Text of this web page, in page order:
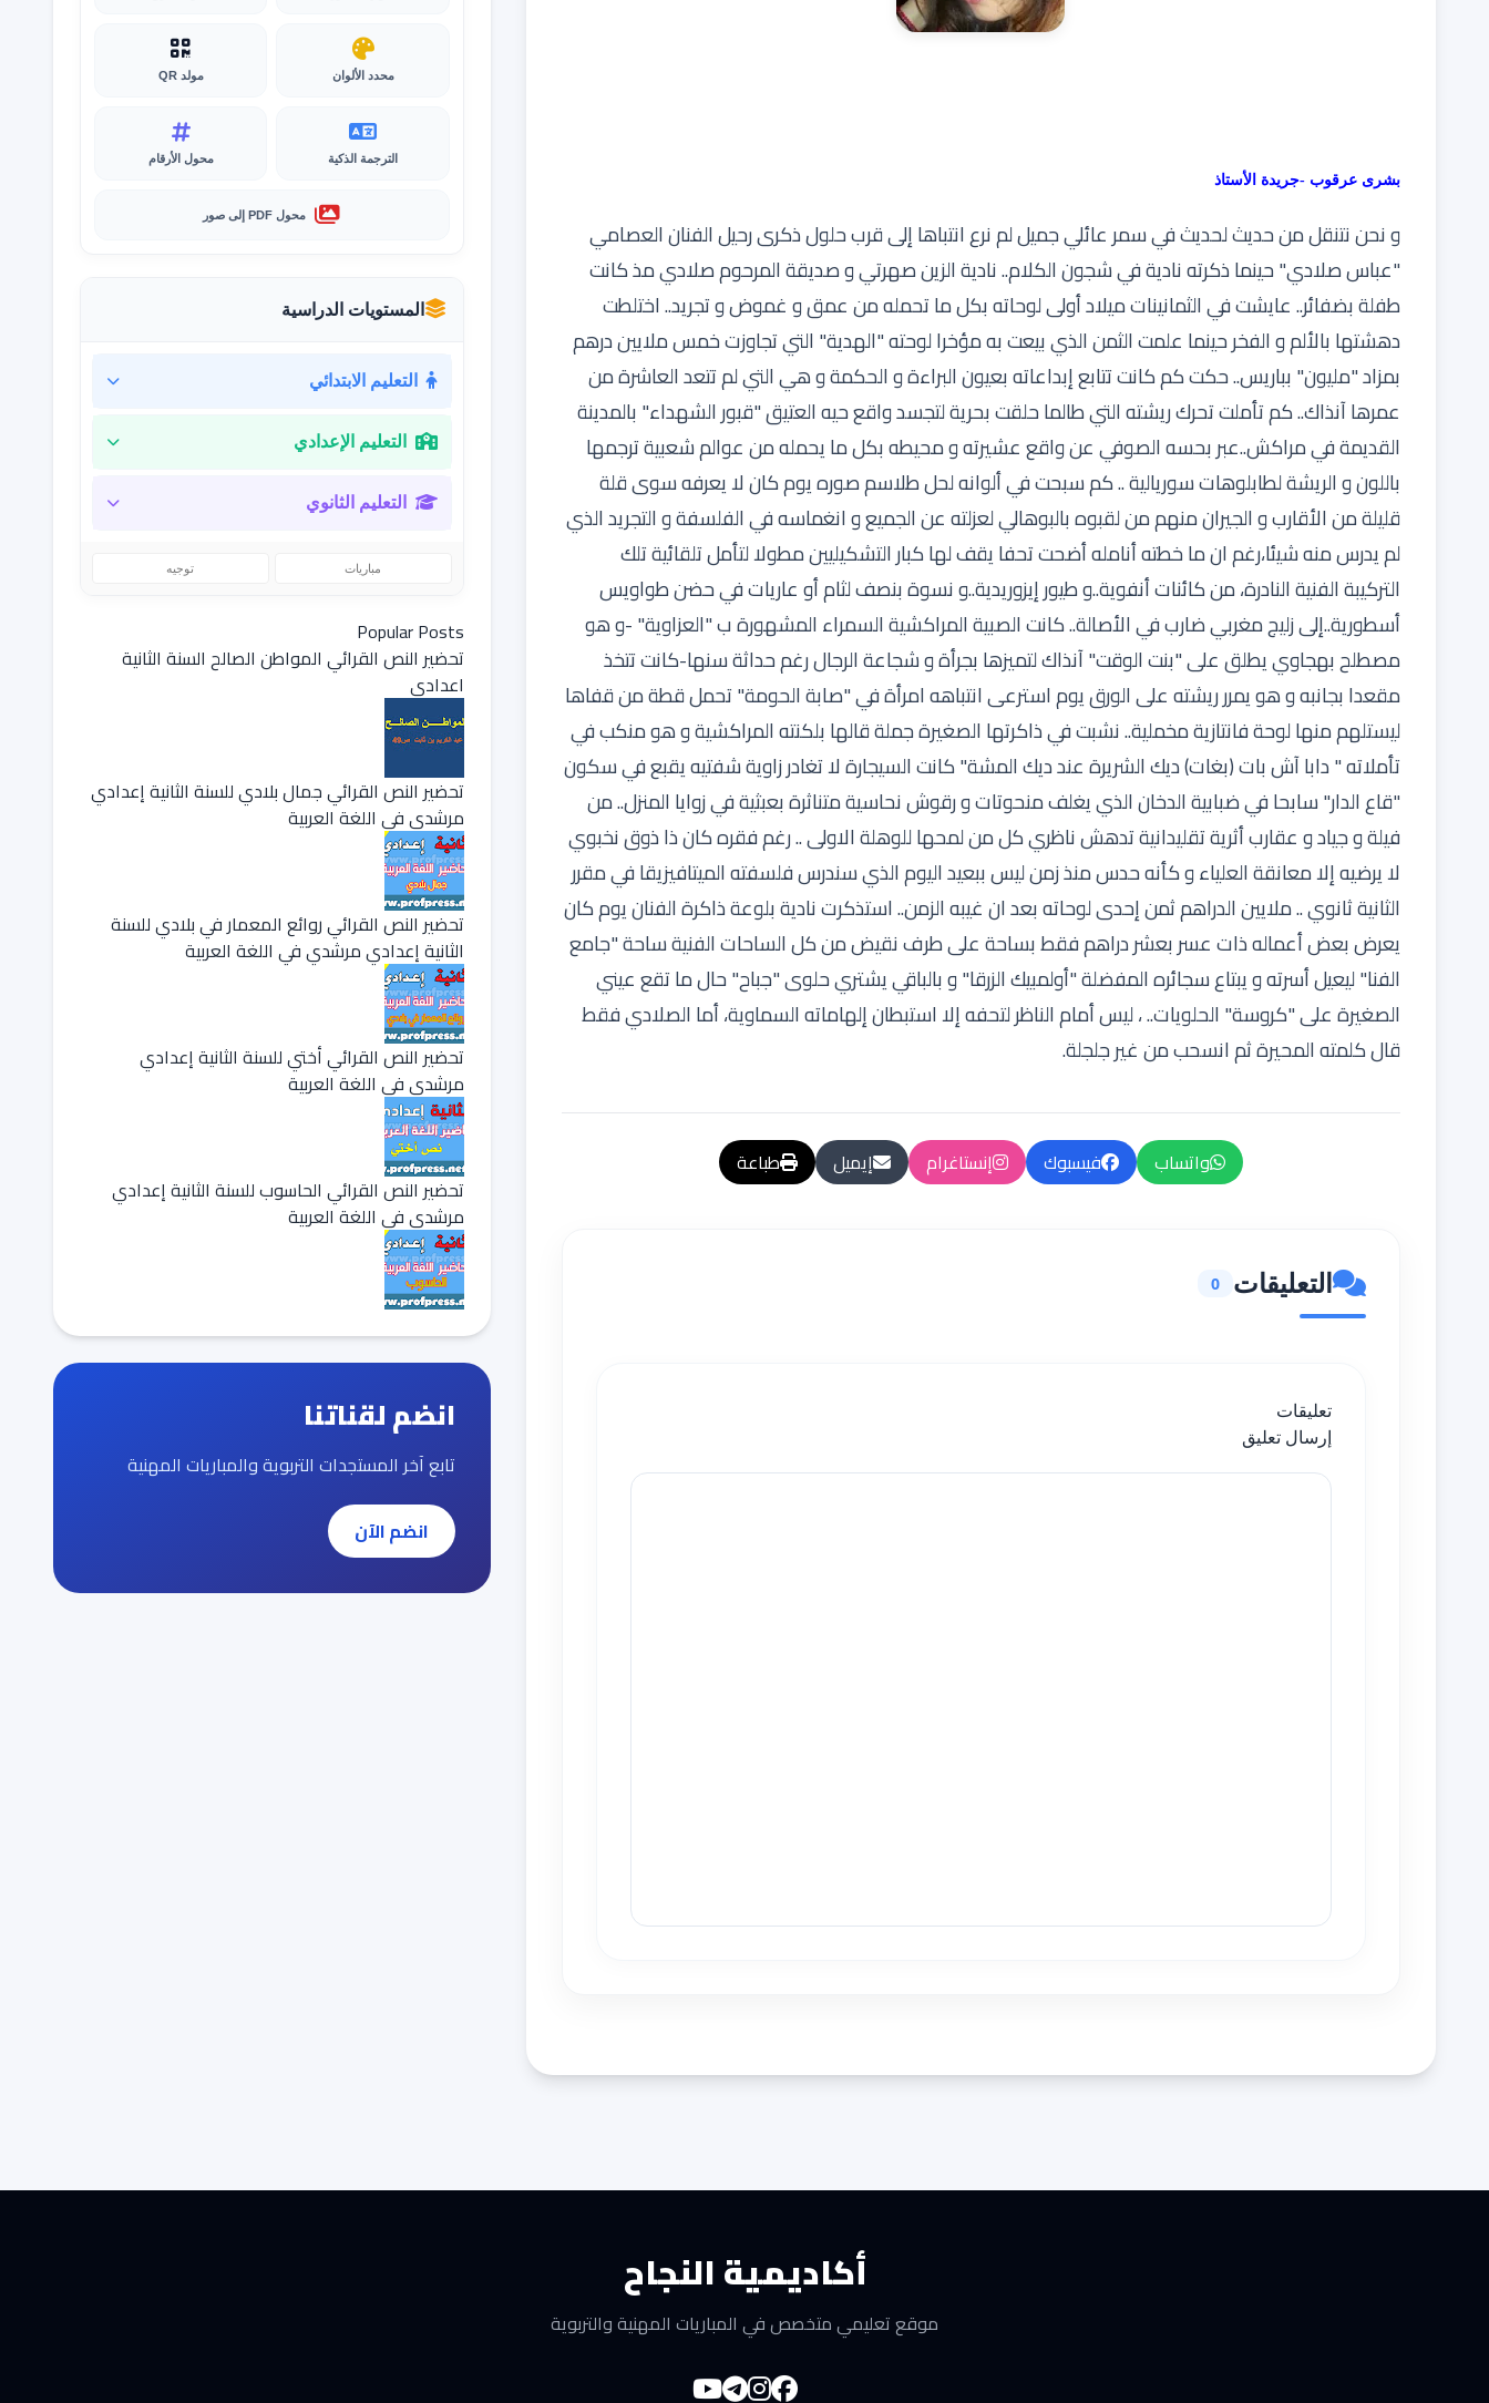
بشرى عرقوب -جريدة الأستاذ
و نحن نتنقل من حديث لحديث في سمر عائلي جميل لم نرع انتباها إلى قرب حلول ذكرى رحيل الفنان العصامي
"عباس صلادي" حينما ذكرته نادية في شجون الكلام.. نادية الزين صهرتي و صديقة المرحوم صلادي مذ كانت
طفلة بضفائر.. عايشت في الثمانينات ميلاد أولى لوحاته بكل ما تحمله من عمق و غموض و تجريد.. اختلطت
دهشتها بالألم و الفخر حينما علمت الثمن الذي بيعت به مؤخرا لوحته "الهدية" التي تجاوزت خمس ملايين درهم
بمزاد "مليون" بباريس.. حكت كم كانت تتابع إبداعاته بعيون البراءة و الحكمة و هي التي لم تتعد العاشرة من
عمرها آنذاك.. كم تأملت تحرك ريشته التي طالما حلقت بحرية لتجسد واقع حيه العتيق "قبور الشهداء" بالمدينة
القديمة في مراكش..عبر بحسه الصوفي عن واقع عشيرته و محيطه بكل ما يحمله من عوالم شعبية ترجمها
باللون و الريشة لطابلوهات سوريالية .. كم سبحت في ألوانه لحل طلاسم صوره يوم كان لا يعرفه سوى قلة
قليلة من الأقارب و الجيران منهم من لقبوه بالبوهالي لعزلته عن الجميع و انغماسه في الفلسفة و التجريد الذي
لم يدرس منه شيئا،رغم ان ما خطته أنامله أضحت تحفا يقف لها كبار التشكيليين مطولا لتأمل تلقائية تلك
التركيبة الفنية النادرة، من كائنات أنفوية..و طيور إيزوريدية..و نسوة بنصف لثام أو عاريات في حضن طواويس
أسطورية..إلى زليج مغربي ضارب في الأصالة.. كانت الصبية المراكشية السمراء المشهورة ب "العزاوية" -و هو
مصطلح بهجاوي يطلق على "بنت الوقت" آنذاك لتميزها بجرأة و شجاعة الرجال رغم حداثة سنها-كانت تتخذ
مقعدا بجانبه و هو يمرر ريشته على الورق يوم استرعى انتباهه امرأة في "صابة الحومة" تحمل قطة من قفاها
ليستلهم منها لوحة فانتازية مخملية.. نشبت في ذاكرتها الصغيرة جملة قالها بلكنته المراكشية و هو منكب في
تأملاته " دابا آش بات (بغات) ديك الشريرة عند ديك المشة" كانت السيجارة لا تغادر زاوية شفتيه يقبع في سكون
"قاع الدار" سابحا في ضبابية الدخان الذي يغلف منحوتات و رقوش نحاسية متناثرة بعبثية في زوايا المنزل.. من
فيلة و جياد و عقارب أثرية تقليدانية تدهش ناظري كل من لمحها للوهلة الاولى .. رغم فقره كان ذا ذوق نخبوي
لا يرضيه إلا معانقة العلياء و كأنه حدس منذ زمن ليس ببعيد اليوم الذي سندرس فلسفته الميتافيزيقا في مقرر
الثانية ثانوي .. ملايين الدراهم ثمن إحدى لوحاته بعد ان غيبه الزمن.. استذكرت نادية بلوعة ذاكرة الفنان يوم كان
يعرض بعض أعماله ذات عسر بعشر دراهم فقط بساحة على طرف نقيض من كل الساحات الفنية ساحة "جامع
الفنا" ليعيل أسرته و يبتاع سجائره المفضلة "أولمبيك الزرقا" و بالباقي يشتري حلوى "جباح" حال ما تقع عيني
الصغيرة على "كروسة" الحلويات.. ، ليس أمام الناظر لتحفه إلا استبطان إلهاماته السماوية، أما الصلادي فقط
قال كلمته المحيرة ثم انسحب من غير جلجلة.
واتساب فيسبوك إنستاغرام إيميل طباعة
التعليقات 0
تعليقات
إرسال تعليق
محدد الألوان مولد QR
الترجمة الذكية محول الأرقام
محول PDF إلى صور
المستويات الدراسية
التعليم الابتدائي
التعليم الإعدادي
التعليم الثانوي
مباريات توجيه
Popular Posts
تحضير النص القرائي المواطن الصالح السنة الثانية
اعدادي
تحضير النص القرائي جمال بلادي للسنة الثانية إعدادي
مرشدي في اللغة العربية
تحضير النص القرائي روائع المعمار في بلادي للسنة
الثانية إعدادي مرشدي في اللغة العربية
تحضير النص القرائي أختي للسنة الثانية إعدادي
مرشدي في اللغة العربية
تحضير النص القرائي الحاسوب للسنة الثانية إعدادي
مرشدي في اللغة العربية
انضم لقناتنا
تابع آخر المستجدات التربوية والمباريات المهنية
انضم الآن
أكاديمية النجاح
موقع تعليمي متخصص في المباريات المهنية والتربوية